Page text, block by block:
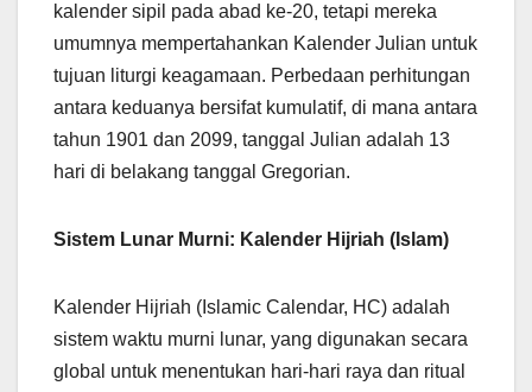
kalender sipil pada abad ke-20, tetapi mereka
umumnya mempertahankan Kalender Julian untuk
tujuan liturgi keagamaan. Perbedaan perhitungan
antara keduanya bersifat kumulatif, di mana antara
tahun 1901 dan 2099, tanggal Julian adalah 13
hari di belakang tanggal Gregorian.
Sistem Lunar Murni: Kalender Hijriah (Islam)
Kalender Hijriah (Islamic Calendar, HC) adalah
sistem waktu murni lunar, yang digunakan secara
global untuk menentukan hari-hari raya dan ritual